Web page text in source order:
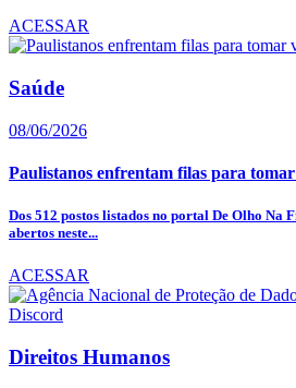
ACESSAR
Saúde
08/06/2026
Paulistanos enfrentam filas para
Dos 512 postos listados no portal De Olho Na
abertos neste...
ACESSAR
Direitos Humanos